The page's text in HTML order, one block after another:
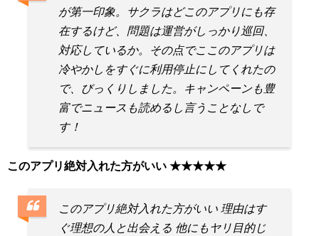
が第一印象。サクラはどこのアプリにも存
在するけど、問題は運営がしっかり巡回、
対応しているか。その点でここのアプリは
冷やかしをすぐに利用停止にしてくれたの
で、びっくりしました。キャンペーンも豊
富でニュースも読めるし言うことなしで
す！
このアプリ絶対入れた方がいい ★★★★★
このアプリ絶対入れた方がいい 理由はす
ぐ理想の人と出会える 他にもヤリ目的じ